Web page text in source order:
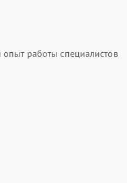
работы специалистов